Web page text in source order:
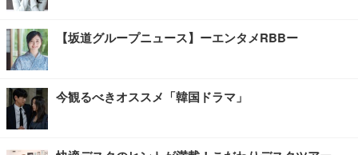
【坂道グループニュース】ーエンタメRBBー
今観るべきオススメ「韓国ドラマ」